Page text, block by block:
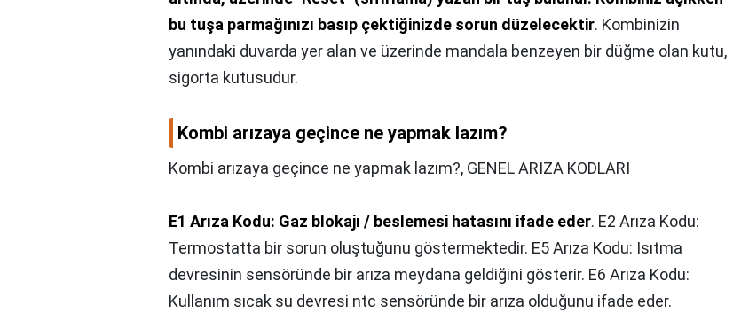
bu tuşa parmağınızı basıp çektiğinizde sorun düzelecektir. Kombinizin
yanındaki duvarda yer alan ve üzerinde mandala benzeyen bir düğme olan kutu,
sigorta kutusudur.
Kombi arızaya geçince ne yapmak lazım?
Kombi arızaya geçince ne yapmak lazım?, GENEL ARIZA KODLARI
E1 Arıza Kodu: Gaz blokajı / beslemesi hatasını ifade eder. E2 Arıza Kodu:
Termostatta bir sorun oluştuğunu göstermektedir. E5 Arıza Kodu: Isıtma
devresinin sensöründe bir arıza meydana geldiğini gösterir. E6 Arıza Kodu:
Kullanım sıcak su devresi ntc sensöründe bir arıza olduğunu ifade eder.